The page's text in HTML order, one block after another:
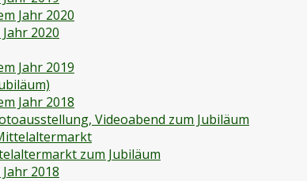
Jahr 2020
2020
Jahr 2019
Jahr 2018
Videoabend zum Jubiläum
zum Jubiläum
2018